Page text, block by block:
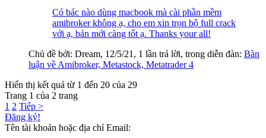
Có bác nào dùng macbook mà cài phần mềm
amibroker không ạ, cho em xin trọn bộ full crack
với ạ, bản mới càng tốt ạ. Thanks your all!
Chủ đề bởi: Dream, 12/5/21 , 1 lần trả lời, trong diễn đàn: Bàn
luận về Amibroker, Metastock, Metatrader 4
Hiển thị kết quả từ 1 đến 20 của 29
Trang 1 của 2 trang
1 2 Tiếp >
Đăng ký!
Tên tài khoản hoặc địa chỉ Email: